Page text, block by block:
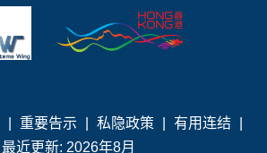
重要告示 私隐政策 有用连结
最近更新: 2026年8月